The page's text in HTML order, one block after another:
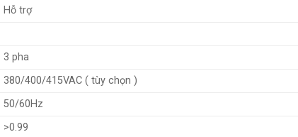
Hỗ trợ
3 pha
380/400/415VAC ( tùy chọn )
50/60Hz
>0.99